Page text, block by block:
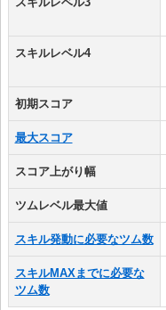
スキルレベル4
初期スコア
最大スコア
スコア上がり幅
ツムレベル最大値
スキル発動に必要なツム数
スキルMAXまでに必要な
ツム数